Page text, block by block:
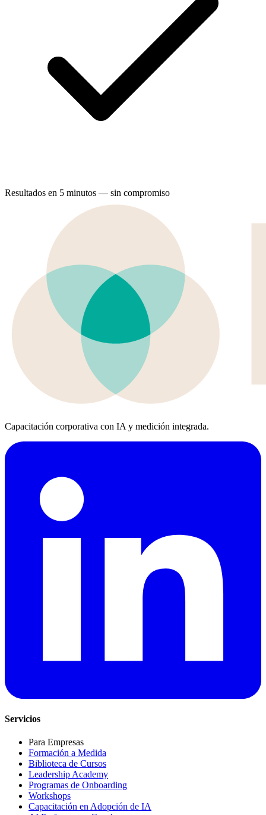
Resultados en 5 minutos — sin compromiso
Capacitación corporativa con IA y medición integrada.
Servicios
Para Empresas
Formación a Medida
Biblioteca de Cursos
Leadership Academy
Programas de Onboarding
Workshops
Capacitación en Adopción de IA